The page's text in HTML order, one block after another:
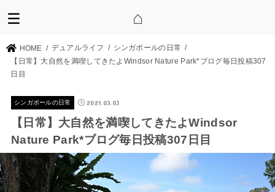
HOME デュアルライフ
シンガポールの日常
【日常】大自然を満喫してきたよWindsor Nature Park*ブログ毎日投稿307
日目
シンガポールの日常 2021.03.03
【日常】大自然を満喫してきたよWindsor
Nature Park*ブログ毎日投稿307日目